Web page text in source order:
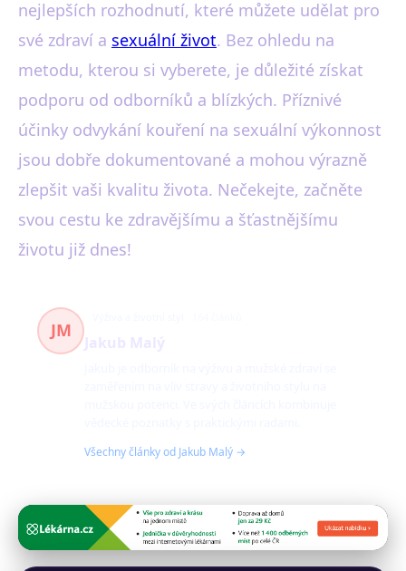
nejlepších rozhodnutí, které můžete udělat pro
své zdraví a sexuální život. Bez ohledu na
metodu, kterou si vyberete, je důležité získat
podporu od odborníků a blízkých. Příznivé
účinky odvykání kouření na sexuální výkonnost
jsou dobře dokumentované a mohou výrazně
zlepšit vaši kvalitu života. Nečekejte, začněte
svou cestu ke zdravějšímu a šťastnějšímu
životu již dnes!
JM
Všechny články od Jakub Malý →